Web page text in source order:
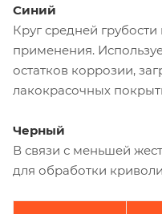
Синий
Круг средней
применения.
остатков коррозии,
лакокрасочных
Черный
В связи с меньшей
для обработки